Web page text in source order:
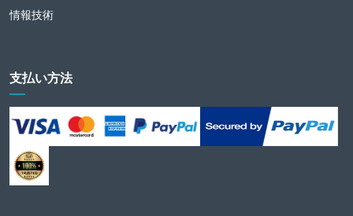
情報技術
支払い方法